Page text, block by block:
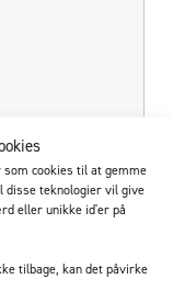
cookies til at gemme
disse teknologier vil give
eller unikke id'er på
tilbage, kan det påvirke